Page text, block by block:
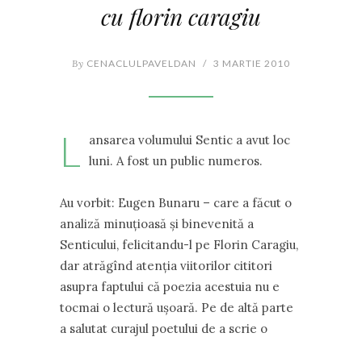
cu florin caragiu
By CENACLULPAVELDAN / 3 MARTIE 2010
L
ansarea volumului Sentic a avut loc
luni. A fost un public numeros.
Au vorbit: Eugen Bunaru – care a făcut o
analiză minuţioasă şi binevenită a
Senticului, felicitandu-l pe Florin Caragiu,
dar atrăgînd atenţia viitorilor cititori
asupra faptului că poezia acestuia nu e
tocmai o lectură uşoară. Pe de altă parte
a salutat curajul poetului de a scrie o